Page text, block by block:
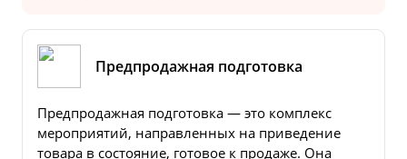
Предпродажная подготовка
Предпродажная подготовка — это комплекс
мероприятий, направленных на приведение
товара в состояние, готовое к продаже. Она